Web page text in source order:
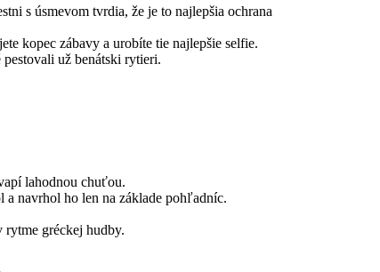
s úsmevom tvrdia, že je to najlepšia ochrana
kopec zábavy a urobíte tie najlepšie selfie.
už benátski rytieri.
lahodnou chuťou.
a navrhol ho len na základe pohľadníc.
rytme gréckej hudby.